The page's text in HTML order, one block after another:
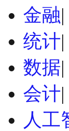
金融|
统计|
数据|
会计|
人工